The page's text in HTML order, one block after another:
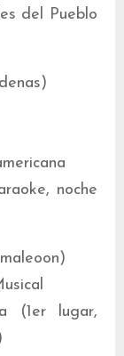
del Pueblo
noche
(1er lugar,